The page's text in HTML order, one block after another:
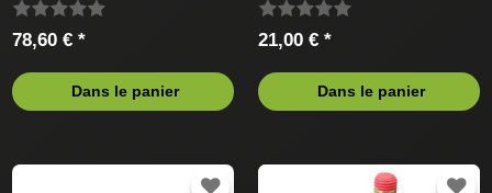
78,60 € *
Dans le panier
21,00 € *
Dans le panier